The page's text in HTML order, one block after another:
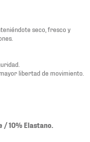
seco, fresco y
libertad de movimiento.
10% Elastano.